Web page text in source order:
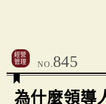
經營
管理
NO.845
為什麼領導